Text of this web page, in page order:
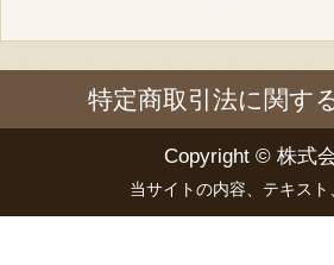
特定商取引法に関す
Copyright © 株式
当サイトの内容、テキス